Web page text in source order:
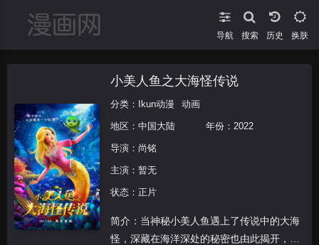
导航 搜索 换肤
小美人鱼之大海怪传说
分类： Ikun动漫 动画
地区： 中国大陆 年份： 2022
导演： 尚铭
主演： 暂无
状态：正片
简介：当神秘小美人鱼遇上了传说中的大海
怪，深藏在海洋深处的秘密也由此揭开，一